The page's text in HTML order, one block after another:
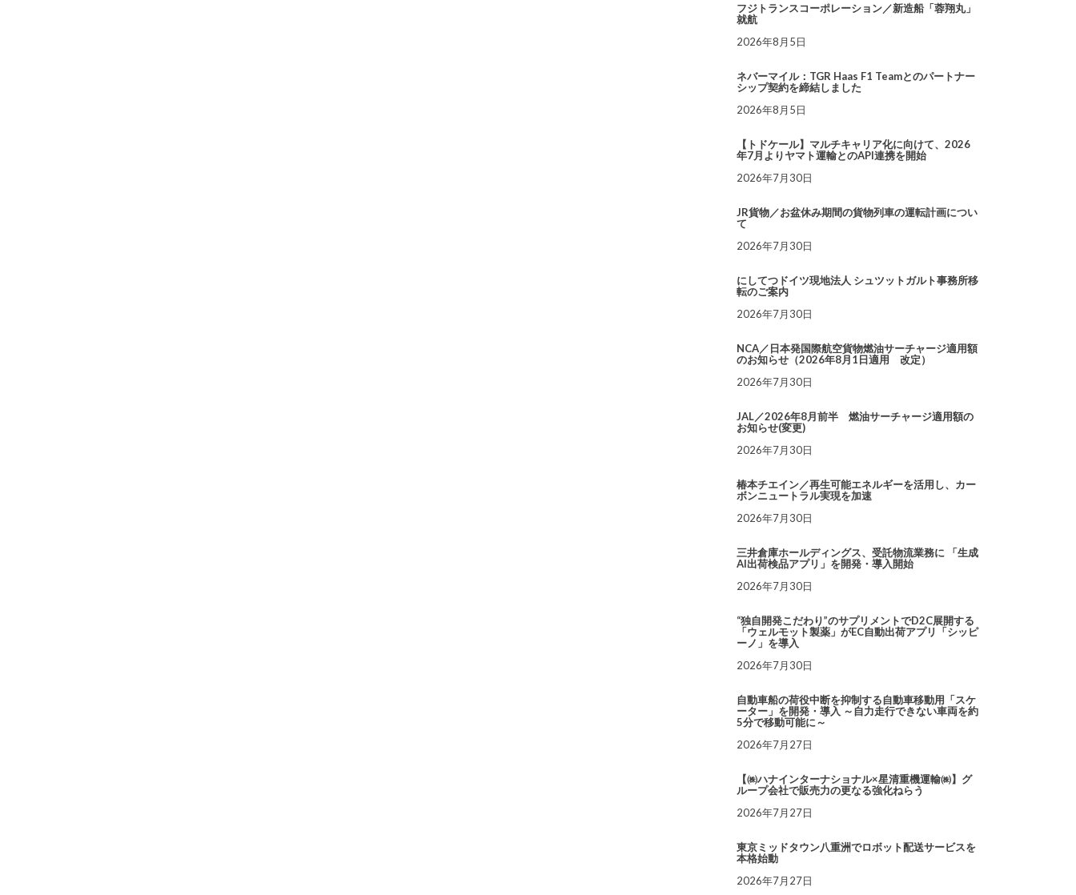
フジトランスコーポレーション／新造船「蓉翔丸」
就航
2026年8月5日
ネバーマイル：TGR Haas F1 Teamとのパートナー
シップ契約を締結しました
2026年8月5日
【トドケール】マルチキャリア化に向けて、2026
年7月よりヤマト運輸とのAPI連携を開始
2026年7月30日
JR貨物／お盆休み期間の貨物列車の運転計画につい
て
2026年7月30日
にしてつドイツ現地法人 シュツットガルト事務所移
転のご案内
2026年7月30日
NCA／日本発国際航空貨物燃油サーチャージ適用額
のお知らせ（2026年8月1日適用 改定）
2026年7月30日
JAL／2026年8月前半 燃油サーチャージ適用額の
お知らせ(変更)
2026年7月30日
椿本チエイン／再生可能エネルギーを活用し、カー
ボンニュートラル実現を加速
2026年7月30日
三井倉庫ホールディングス、受託物流業務に 「生成
AI出荷検品アプリ」を開発・導入開始
2026年7月30日
“独自開発こだわり”のサプリメントでD2C展開する
「ウェルモット製薬」がEC自動出荷アプリ「シッピ
ーノ」を導入
2026年7月30日
自動車船の荷役中断を抑制する自動車移動用「スケ
ーター」を開発・導入 ～自力走行できない車両を約
5分で移動可能に～
2026年7月27日
【㈱ハナインターナショナル×星清重機運輸㈱】グ
ループ会社で販売力の更なる強化ねらう
2026年7月27日
東京ミッドタウン八重洲でロボット配送サービスを
本格始動
2026年7月27日